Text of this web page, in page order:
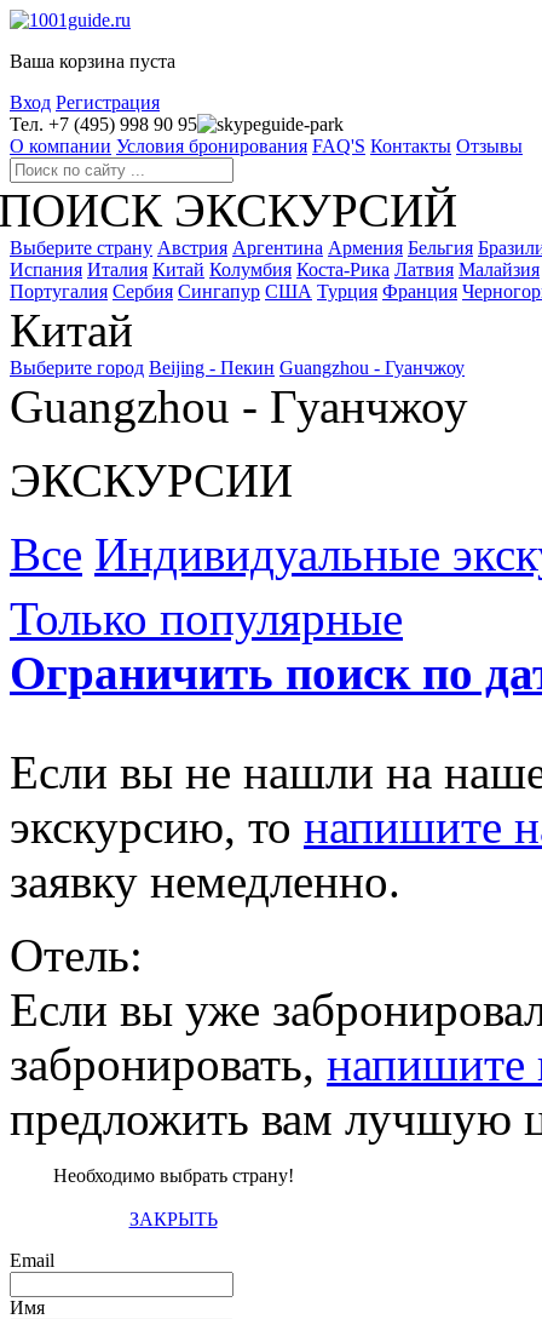
Ваша корзина пуста
Вход Регистрация
Тел. +7 (495) 998 90 95
guide-park
О компании Условия бронирования FAQ'S Контакты Отзывы
ЭКСКУРСИЙ
Выберите страну Австрия Аргентина Армения Бельгия
Испания Италия Китай Колумбия Коста-Рика Латвия Малайзия
Португалия Сербия Сингапур США Турция Франция
Китай
Выберите город Beijing - Пекин Guangzhou - Гуанчжоу
Guangzhou - Гуанчжоу
ЭКСКУРСИИ
Все Индивидуальные
Только популярные
Ограничить поиск по
Если вы не нашли на
экскурсию, то напишите
заявку немедленно.
Отель:
Если вы уже
забронировать, напишите
предложить вам лучшую
Необходимо выбрать страну!
ЗАКРЫТЬ
Email
Имя